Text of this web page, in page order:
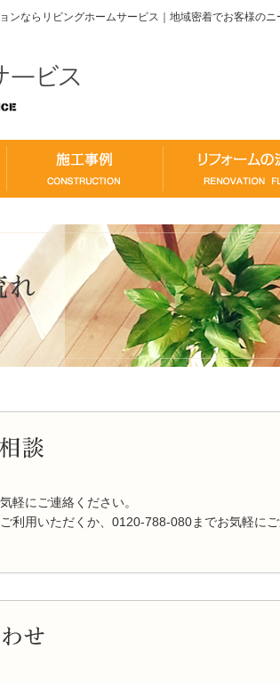
ンならリビングホームサービス｜地域密着でお客様の
軽にご連絡ください。
利用いただくか、0120-788-080までお気軽にご